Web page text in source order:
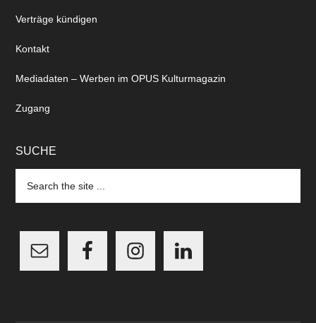
Verträge kündigen
Kontakt
Mediadaten – Werben im OPUS Kulturmagazin
Zugang
SUCHE
the